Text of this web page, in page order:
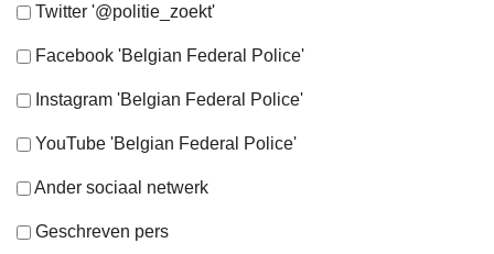
Twitter '@politie_zoekt'
Facebook 'Belgian Federal Police'
Instagram 'Belgian Federal Police'
YouTube 'Belgian Federal Police'
Ander sociaal netwerk
Geschreven pers